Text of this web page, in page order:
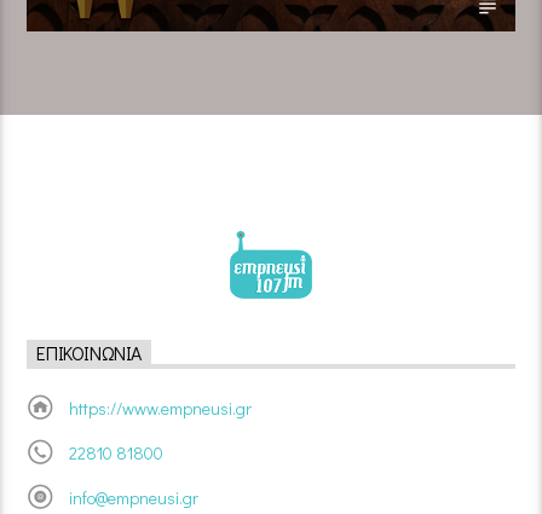
ΕΠΙΚΟΙΝΩΝΊΑ
https://www.empneusi.gr
22810 81800
info@empneusi.gr